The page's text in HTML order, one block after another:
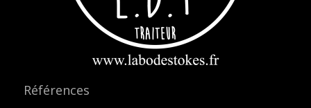
Références